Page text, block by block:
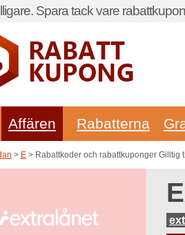
Spara tack vare
Affären Rabatterna
> E > Rabattkoder och rabattkuponger Gilltig